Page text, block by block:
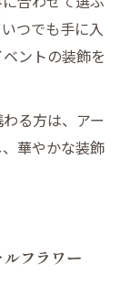
つでも手に入
ントの装飾を
る方は、アー
華やかな装飾
フラワー